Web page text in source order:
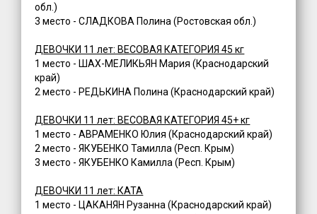
обл.)
3 место - СЛАДКОВА Полина (Ростовская обл.)
ДЕВОЧКИ 11 лет: ВЕСОВАЯ КАТЕГОРИЯ 45 кг
1 место - ШАХ-МЕЛИКЬЯН Мария (Краснодарский
край)
2 место - РЕДЬКИНА Полина (Краснодарский край)
ДЕВОЧКИ 11 лет: ВЕСОВАЯ КАТЕГОРИЯ 45+ кг
1 место - АВРАМЕНКО Юлия (Краснодарский край)
2 место - ЯКУБЕНКО Тамилла (Респ. Крым)
3 место - ЯКУБЕНКО Камилла (Респ. Крым)
ДЕВОЧКИ 11 лет: КАТА
1 место - ЦАКАНЯН Рузанна (Краснодарский край)